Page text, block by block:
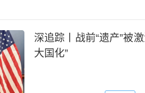
深追踪丨战前“遗产”被
大国化”